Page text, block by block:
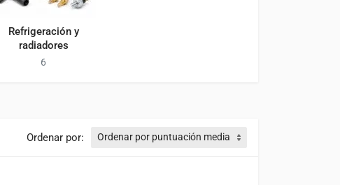
Refrigeración y
radiadores
6
Ordenar por: